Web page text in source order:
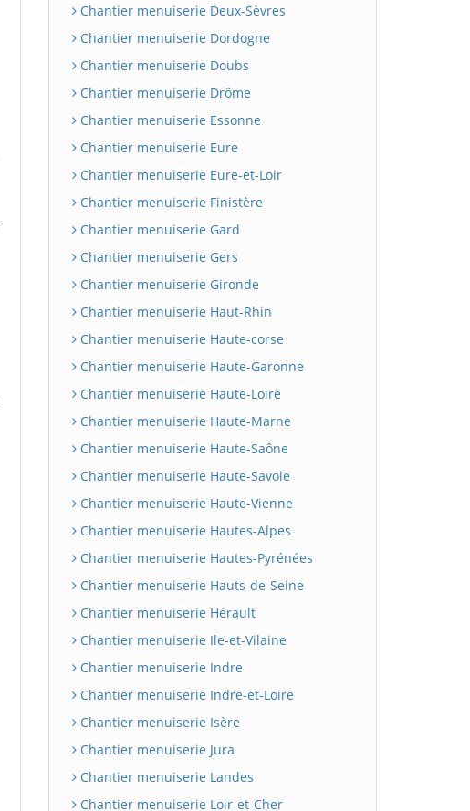
Chantier menuiserie Deux-Sèvres
Chantier menuiserie Dordogne
Chantier menuiserie Doubs
Chantier menuiserie Drôme
Chantier menuiserie Essonne
Chantier menuiserie Eure
Chantier menuiserie Eure-et-Loir
Chantier menuiserie Finistère
Chantier menuiserie Gard
Chantier menuiserie Gers
Chantier menuiserie Gironde
Chantier menuiserie Haut-Rhin
Chantier menuiserie Haute-corse
Chantier menuiserie Haute-Garonne
Chantier menuiserie Haute-Loire
Chantier menuiserie Haute-Marne
Chantier menuiserie Haute-Saône
Chantier menuiserie Haute-Savoie
Chantier menuiserie Haute-Vienne
Chantier menuiserie Hautes-Alpes
Chantier menuiserie Hautes-Pyrénées
Chantier menuiserie Hauts-de-Seine
Chantier menuiserie Hérault
Chantier menuiserie Ile-et-Vilaine
Chantier menuiserie Indre
Chantier menuiserie Indre-et-Loire
Chantier menuiserie Isère
Chantier menuiserie Jura
Chantier menuiserie Landes
Chantier menuiserie Loir-et-Cher